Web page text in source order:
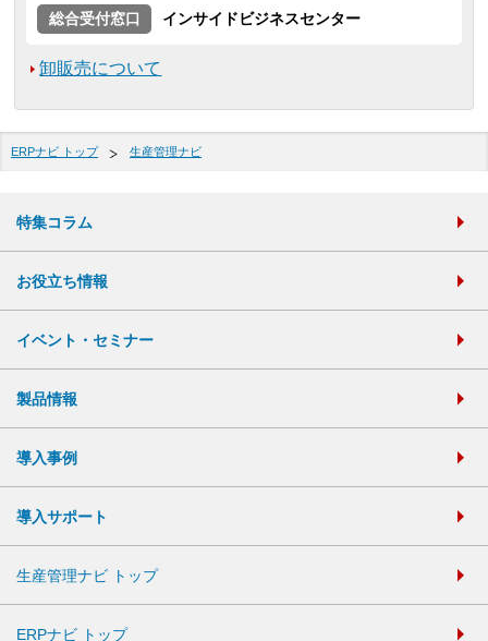
総合受付窓口
インサイドビジネスセンター
卸販売について
ERPナビ トップ 生産管理ナビ
特集コラム
お役立ち情報
イベント・セミナー
製品情報
導入事例
導入サポート
生産管理ナビ トップ
ERPナビ トップ